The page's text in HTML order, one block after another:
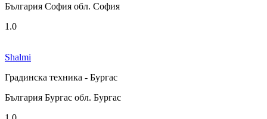
България София обл. София
1.0
Shalmi
Градинска техника - Бургас
България Бургас обл. Бургас